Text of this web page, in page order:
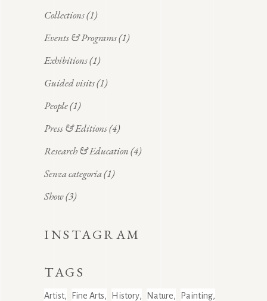
Collections(1)
Events & Programs(1)
Exhibitions(1)
Guided visits(1)
People(1)
Press & Editions(4)
Research & Education(4)
Senza categoria(1)
Show(3)
INSTAGRAM
TAGS
Artist Fine Arts History Nature
Painting